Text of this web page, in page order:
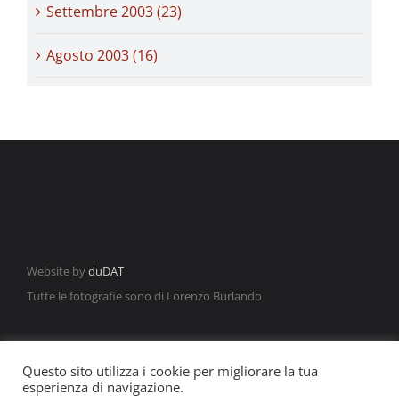
Settembre 2003 (23)
Agosto 2003 (16)
Website byduDAT
Tutte le fotografie sono di Lorenzo Burlando
©2021 Francesco Locane | P.IVA: 03639401201
Questo sito utilizza i cookie per migliorare la tua
esperienza di navigazione.